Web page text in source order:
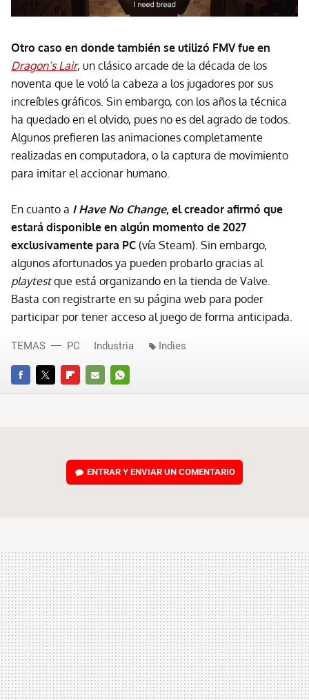
Otro caso en donde también se utilizó FMV fue en
Dragon’s Lair, un clásico arcade de la década de los
noventa que le voló la cabeza a los jugadores por sus
increíbles gráficos. Sin embargo, con los años la técnica
ha quedado en el olvido, pues no es del agrado de todos.
Algunos prefieren las animaciones completamente
realizadas en computadora, o la captura de movimiento
para imitar el accionar humano.
En cuanto a I Have No Change, el creador afirmó que
estará disponible en algún momento de 2027
exclusivamente para PC (vía Steam). Sin embargo,
algunos afortunados ya pueden probarlo gracias al
playtestque está organizando en la tienda de Valve.
Basta con registrarte en su página web para poder
participar por tener acceso al juego de forma anticipada.
FACEBOOKTWITTERFLIPBOARD
E-
WHATSAPP
TEMAS PC Industria Indies
ENTRAR Y ENVIAR UN COMENTARIO